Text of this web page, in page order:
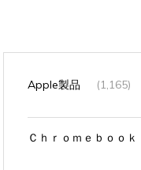
Apple製品 (1,165)
Ｃｈｒｏｍｅｂｏｏｋ